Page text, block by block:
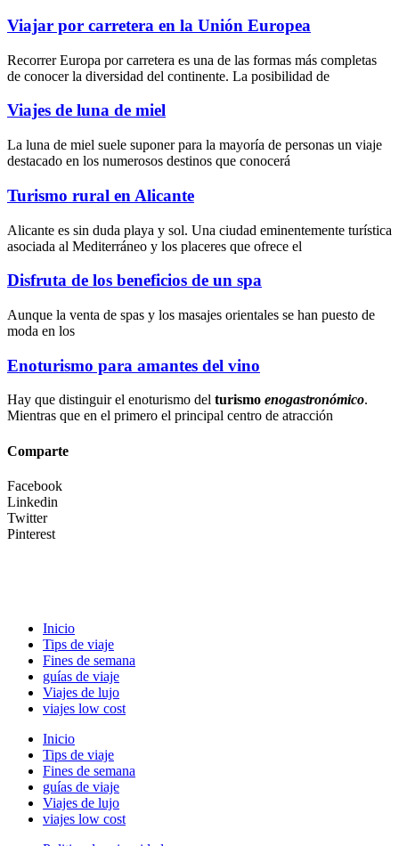
Viajar por carretera en la Unión Europea
Recorrer Europa por carretera es una de las formas más completas
de conocer la diversidad del continente. La posibilidad de
Viajes de luna de miel
La luna de miel suele suponer para la mayoría de personas un viaje
destacado en los numerosos destinos que conocerá
Turismo rural en Alicante
Alicante es sin duda playa y sol. Una ciudad eminentemente turística
asociada al Mediterráneo y los placeres que ofrece el
Disfruta de los beneficios de un spa
Aunque la venta de spas y los masajes orientales se han puesto de
moda en los
Enoturismo para amantes del vino
Hay que distinguir el enoturismo del turismo enogastronómico.
Mientras que en el primero el principal centro de atracción
Comparte
Facebook
Linkedin
Twitter
Pinterest
Inicio
Tips de viaje
Fines de semana
guías de viaje
Viajes de lujo
viajes low cost
Inicio
Tips de viaje
Fines de semana
guías de viaje
Viajes de lujo
viajes low cost